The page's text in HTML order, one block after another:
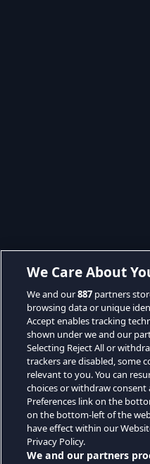
We Care About
We and our887 partners
browsing data or unique
Accept enables tracking
shown under we and our
Selecting Reject All or
trackers are disabled, some
relevant to you. You can
choices or withdraw
Preferences link on the
on the bottom-left of the
have effect within our
Privacy Policy.
We and our partners